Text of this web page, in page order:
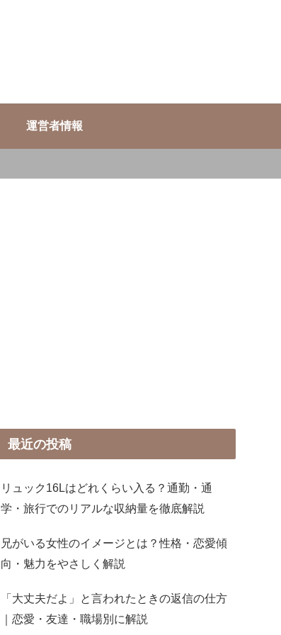
運営者情報
最近の投稿
リュック16Lはどれくらい入る？通勤・通
学・旅行でのリアルな収納量を徹底解説
兄がいる女性のイメージとは？性格・恋愛傾
向・魅力をやさしく解説
「大丈夫だよ」と言われたときの返信の仕方
｜恋愛・友達・職場別に解説